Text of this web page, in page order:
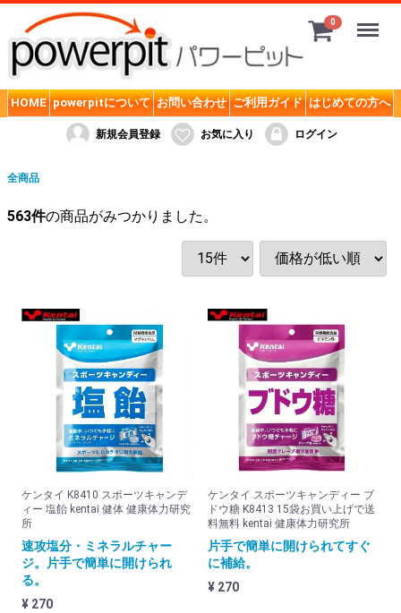
0 Menu
HOME powerpitについて お問い合わせ ご利用ガイド はじめての方へ
新規会員登録 お気に入り ログイン
全商品
563件の商品がみつかりました。
ケンタイ K8410 スポーツキャンデ
ィー 塩飴 kentai 健体 健康体力研究
所
速攻塩分・ミネラルチャー
ジ。片手で簡単に開けられ
る。
¥ 270
ケンタイ スポーツキャンディー ブ
ドウ糖 K8413 15袋お買い上げで送
料無料 kentai 健康体力研究所
片手で簡単に開けられてすぐ
に補給。
¥ 270
サプリメント
SMD. powerpitオリジナル
ゴールドジム (GOLD's GYM)
ザバス (SAVAS)
ディーエヌエス (DNS)
ハレオ (HALEO)
バーサーカー(BERSERKER)
パワープロダクション (グリコ)
ファインラボ (FINE LAB)
フローラ・ハウス FLORA Salus
ライフスタイル (LIFE STYLE)
プロテインバー・ジェル
その他メーカー